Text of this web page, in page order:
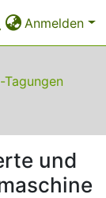
Anmelden
Tagungen
und